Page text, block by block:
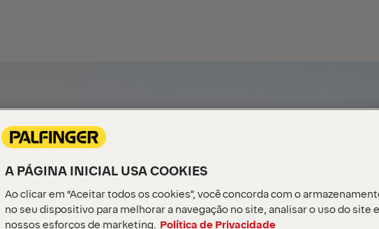
A PÁGINA INICIAL USA COOKIES
Ao clicar em “Aceitar todos os cookies”, você concorda com o
no seu dispositivo para melhorar a navegação no site, analisar o uso do site
nossos esforços de marketing. Política de Privacidade